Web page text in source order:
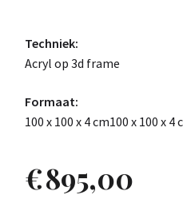
Techniek:
Acryl op 3d frame
Formaat:
100 x 100 x 4 cm100 x 100 x 4
€895,00